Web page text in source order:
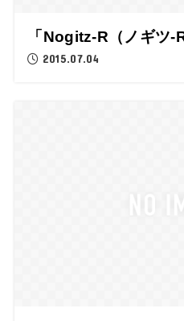
「Nogitz-R（ノギツ-
2015.07.04